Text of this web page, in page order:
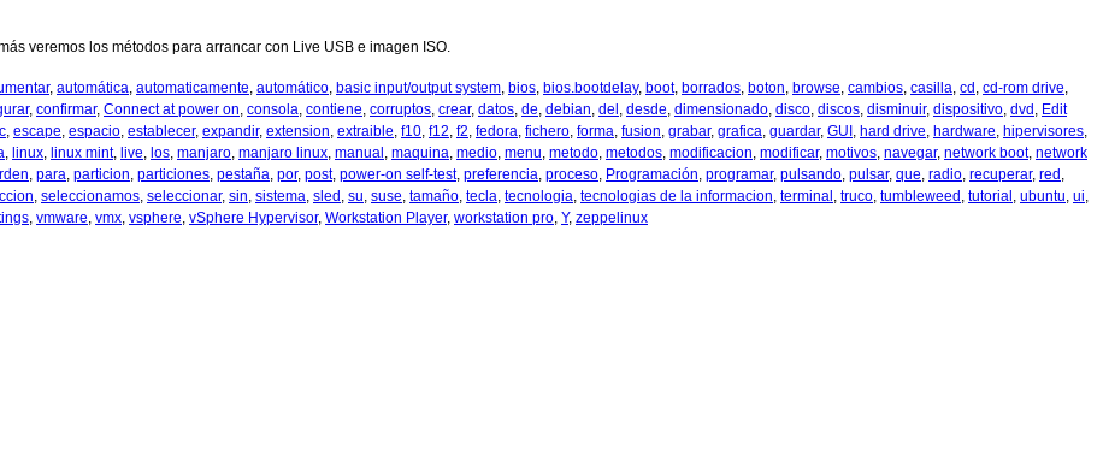
veremos los métodos para arrancar con Live USB e imagen ISO.
, automática, automaticamente, automático, basic input/output system, bios, bios.bootdelay, boot, borrados, boton, browse, cambios, casilla, cd , cd-rom drive,
, confirmar, Connect at power on, consola, contiene, corruptos, crear, datos, de, debian, del , desde, dimensionado, disco, discos, disminuir, dispositivo, dvd , Edit
, escape, espacio, establecer, expandir, extension, extraible, f10, f12, f2, fedora, fichero, forma, fusion, grabar, grafica, guardar, GUI , hard drive, hardware, hipervisores,
, linux, linux mint, live, los, manjaro, manjaro linux, manual , maquina, medio, menu, metodo, metodos, modificacion, modificar, motivos, navegar, network boot, network
, para, particion, particiones, pestaña, por, post, power-on self-test, preferencia, proceso, Programación, programar, pulsando, pulsar, que, radio, recuperar, red ,
, seleccionamos, seleccionar, sin, sistema, sled , su, suse, tamaño, tecla, tecnologia, tecnologias de la informacion, terminal , truco, tumbleweed , tutorial , ubuntu, ui,
, vmware, vmx, vsphere, vSphere Hypervisor, Workstation Player, workstation pro, Y, zeppelinux